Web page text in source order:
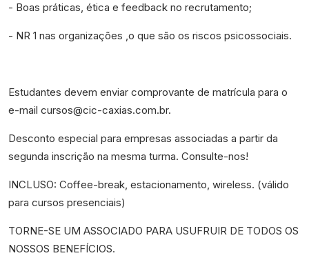
- Boas práticas, ética e feedback no recrutamento;
- NR 1 nas organizações ,o que são os riscos psicossociais.
Estudantes devem enviar comprovante de matrícula para o
e-mail cursos@cic-caxias.com.br.
Desconto especial para empresas associadas a partir da
segunda inscrição na mesma turma. Consulte-nos!
INCLUSO: Coffee-break, estacionamento, wireless. (válido
para cursos presenciais)
TORNE-SE UM ASSOCIADO PARA USUFRUIR DE TODOS OS
NOSSOS BENEFÍCIOS.